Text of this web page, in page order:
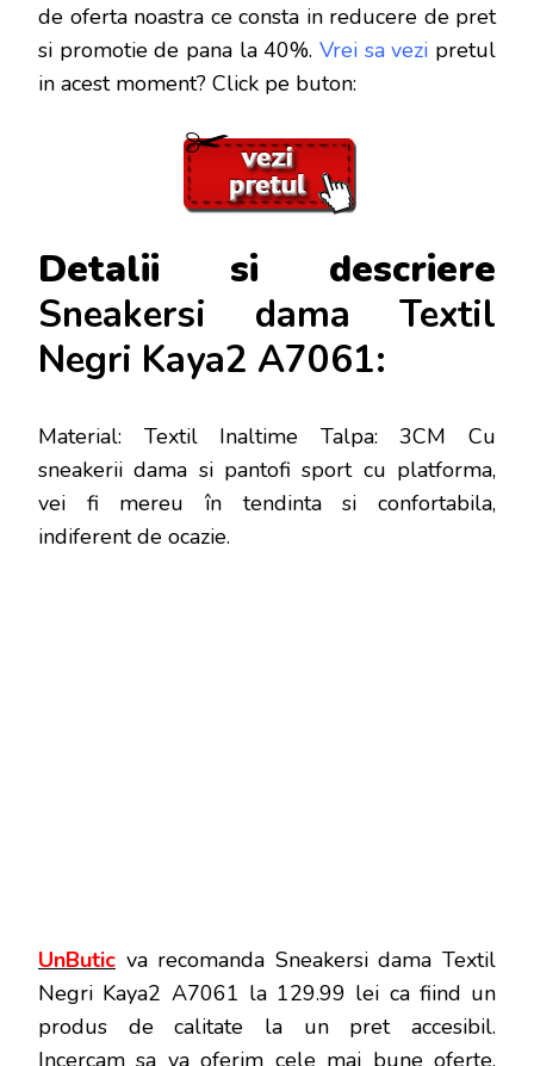
de oferta noastra ce consta in reducere de pret
si promotie de pana la 40%. Vrei sa vezi pretul
in acest moment? Click pe buton:
Detalii si descriere
Sneakersi dama Textil
Negri Kaya2 A7061:
Material: Textil Inaltime Talpa: 3CM Cu
sneakerii dama si pantofi sport cu platforma,
vei fi mereu în tendinta si confortabila,
indiferent de ocazie.
UnButic va recomanda Sneakersi dama Textil
Negri Kaya2 A7061 la 129.99 lei ca fiind un
produs de calitate la un pret accesibil.
Incercam sa va oferim cele mai bune oferte,